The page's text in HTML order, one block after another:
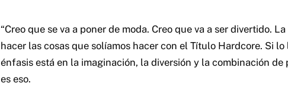
“Creo que se va a poner de moda. Creo que va a ser divertido.
hacer las cosas que solíamos hacer con el Título Hardcore. Si
énfasis está en la imaginación, la diversión y la combinación
es eso.